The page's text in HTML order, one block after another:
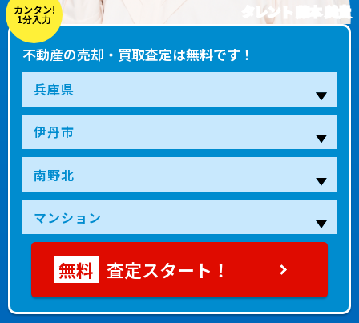
タレント 藤本 美貴
カンタン!
1分入力
不動産の売却・買取査定は無料です！
査定スタート！